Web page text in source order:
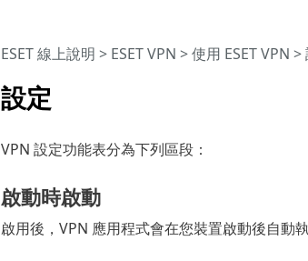
設定
ESET 線上說明 > ESET VPN >使用 ESET VPN >
VPN 設定功能表分為下列區段：
啟動時啟動
啟用後，VPN 應用程式會在您裝置啟動後自動執